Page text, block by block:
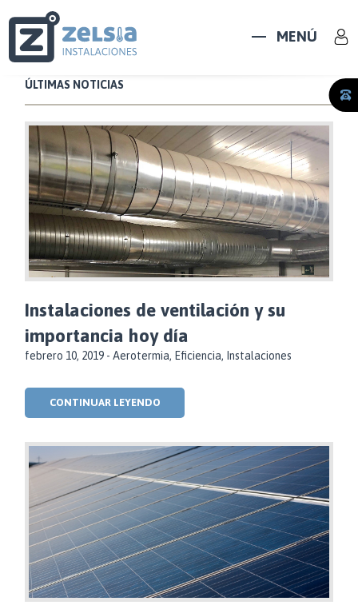
MENÚ
ÚLTIMAS NOTICIAS
Instalaciones de ventilación y su
importancia hoy día
febrero 10, 2019 -Aerotermia, Eficiencia, Instalaciones
CONTINUAR LEYENDO